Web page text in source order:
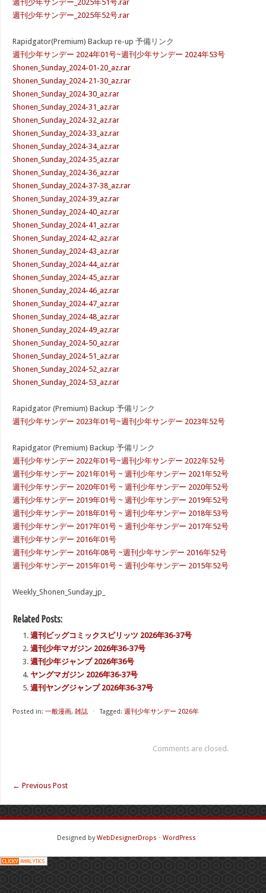
週刊少年サンデー_2025年51号.rar
週刊少年サンデー_2025年52号.rar
Rapidgator(Premium) Backup re-up 予備リンク
週刊少年サンデー 2024年01号~週刊少年サンデー 2024年53号
Shonen_Sunday_2024-01-20_az.rar
Shonen_Sunday_2024-21-30_az.rar
Shonen_Sunday_2024-30_az.rar
Shonen_Sunday_2024-31_az.rar
Shonen_Sunday_2024-32_az.rar
Shonen_Sunday_2024-33_az.rar
Shonen_Sunday_2024-34_az.rar
Shonen_Sunday_2024-35_az.rar
Shonen_Sunday_2024-36_az.rar
Shonen_Sunday_2024-37-38_az.rar
Shonen_Sunday_2024-39_az.rar
Shonen_Sunday_2024-40_az.rar
Shonen_Sunday_2024-41_az.rar
Shonen_Sunday_2024-42_az.rar
Shonen_Sunday_2024-43_az.rar
Shonen_Sunday_2024-44_az.rar
Shonen_Sunday_2024-45_az.rar
Shonen_Sunday_2024-46_az.rar
Shonen_Sunday_2024-47_az.rar
Shonen_Sunday_2024-48_az.rar
Shonen_Sunday_2024-49_az.rar
Shonen_Sunday_2024-50_az.rar
Shonen_Sunday_2024-51_az.rar
Shonen_Sunday_2024-52_az.rar
Shonen_Sunday_2024-53_az.rar
Rapidgator (Premium) Backup 予備リンク
週刊少年サンデー 2023年01号~週刊少年サンデー 2023年52号
Rapidgator (Premium) Backup 予備リンク
週刊少年サンデー 2022年01号~週刊少年サンデー 2022年52号
週刊少年サンデー 2021年01号 ~ 週刊少年サンデー 2021年52号
週刊少年サンデー 2020年01号 ~ 週刊少年サンデー 2020年52号
週刊少年サンデー 2019年01号 ~ 週刊少年サンデー 2019年52号
週刊少年サンデー 2018年01号 ~ 週刊少年サンデー 2018年53号
週刊少年サンデー 2017年01号 ~ 週刊少年サンデー 2017年52号
週刊少年サンデー 2016年01号
週刊少年サンデー 2016年08号 ~週刊少年サンデー 2016年52号
週刊少年サンデー 2015年01号 ~ 週刊少年サンデー 2015年52号
Weekly_Shonen_Sunday_jp_
Related Posts:
週刊ビッグコミックスピリッツ 2026年36-37号
週刊少年マガジン 2026年36-37号
週刊少年ジャンプ 2026年36号
ヤングマガジン 2026年36-37号
週刊ヤングジャンプ 2026年36-37号
Posted in: 一般漫画, 雑誌 ⋅ Tagged: 週刊少年サンデー 2026年
Comments are closed.
← Previous Post
Designed byWebDesignerDrops ⋅ WordPress